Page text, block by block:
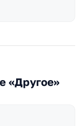
«Другое»